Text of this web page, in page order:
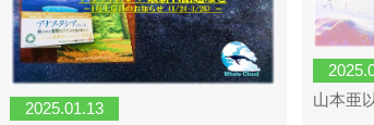
2025.01.13
山本亜